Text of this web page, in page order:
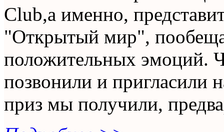
Club,а именно,
"Открытый мир",
положительных эмоций.
позвонили и пригласили
приз мы получили,